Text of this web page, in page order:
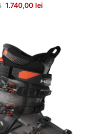
1.740,00 lei